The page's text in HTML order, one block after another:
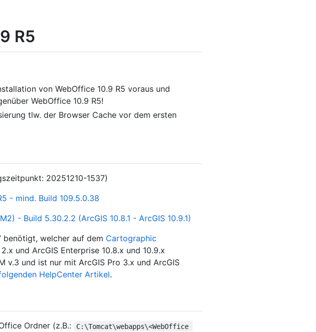
R5
von WebOffice 10.9 R5 voraus und
WebOffice 10.9 R5!
tlw. der Browser Cache vor dem ersten
20251210-1537)
- mind. Build 109.5.0.38
- Build 5.30.2.2 (ArcGIS 10.8.1 - ArcGIS 10.9.1)
benötigt, welcher auf dem Cartographic
und ArcGIS Enterprise 10.8.x und 10.9.x
v.3 und ist nur mit ArcGIS Pro 3.x und ArcGIS
HelpCenter Artikel.
Ordner (z.B.:
C:\Tomcat\webapps\<WebOffice